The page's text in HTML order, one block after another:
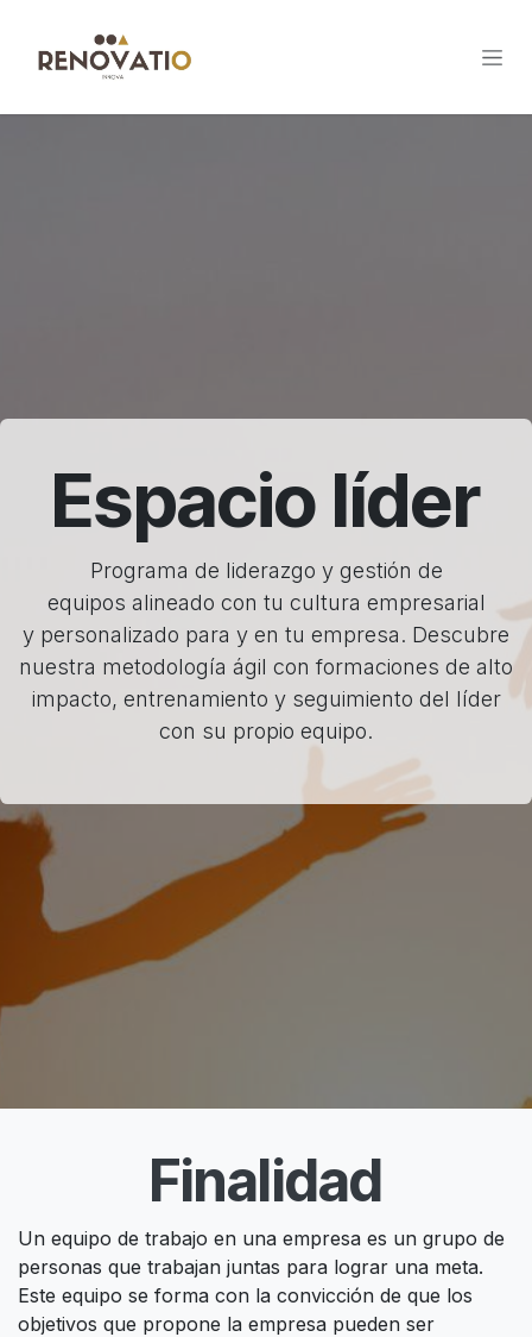
Espacio líder
Programa de liderazgo y gestión de
equipos alineado con tu cultura empresarial
y personalizado para y en tu empresa. Descubre
nuestra metodología ágil con formaciones de alto
impacto, entrenamiento y seguimiento del líder
con su propio equipo.
Finalidad
Un equipo de trabajo en una empresa es un grupo de
personas que trabajan juntas para lograr una meta.
Este equipo se forma con la convicción de que los
objetivos que propone la empresa pueden ser